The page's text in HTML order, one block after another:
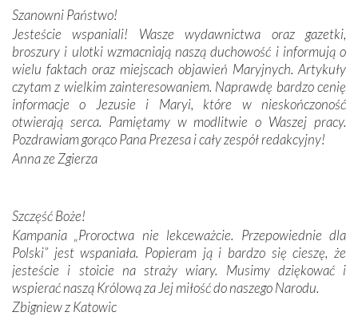
budowniczych.
Podążyliśmy też śladami fatimskich wizjonerów – Łucji
dos Santos oraz świętych Hiacynty i Franciszka Marto.
Modliliśmy się przy ich grobach. Odprawiliśmy Drogę
Krzyżową w ich rodzinnych stronach, odwiedziliśmy
domy, w których żyli.
W miejscu objawień Matki Bożej zapaliliśmy świece
Podczas tej kilkudniowej wyprawy na każdym kroku
spotykaliśmy się z serdeczną otwartością
Portugalczyków. Podziwialiśmy ich ludową sztukę i
zwyczaje. Mimo że nasze kraje są od siebie bardzo
oddalone, w żaden sposób nie czuliśmy się obco.
Sprawiła to oczywiście sama Matka Boża, ale też
Szanowni Państwo!
Jesteście wspaniali! Wasze wydawnictwa oraz gazetki,
broszury i ulotki wzmacniają naszą duchowość i informują o
wielu faktach oraz miejscach objawień Maryjnych. Artykuły
czytam z wielkim zainteresowaniem. Naprawdę bardzo cenię
informacje o Jezusie i Maryi, które w nieskończoność
otwierają serca. Pamiętamy w modlitwie o Waszej pracy.
Pozdrawiam gorąco Pana Prezesa i cały zespół redakcyjny!
Anna ze Zgierza
Szczęść Boże!
Kampania „Proroctwa nie lekceważcie. Przepowiednie dla
Polski” jest wspaniała. Popieram ją i bardzo się cieszę, że
jesteście i stoicie na straży wiary. Musimy dziękować i
wspierać naszą Królową za Jej miłość do naszego Narodu.
Zbigniew z Katowic